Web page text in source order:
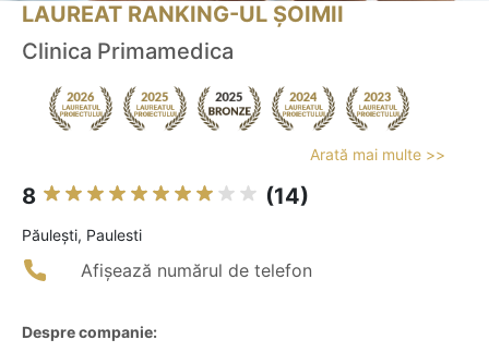
LAUREAT RANKING-UL ȘOIMII
Clinica Primamedica
Arată mai multe >>
8 (14)
Păuleşti, Paulesti
Afișează numărul de telefon
Despre companie: